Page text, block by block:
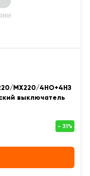
MX220/4НО+4НЗ
выключатель